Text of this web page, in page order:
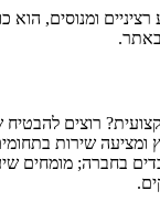
ומנוסים, הוא
שירות
בחברה; מומחים